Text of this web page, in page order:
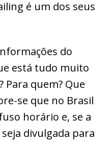
é um dos seus
do
está tudo muito
Para quem? Que
se que no Brasil
horário e, se a
divulgada para